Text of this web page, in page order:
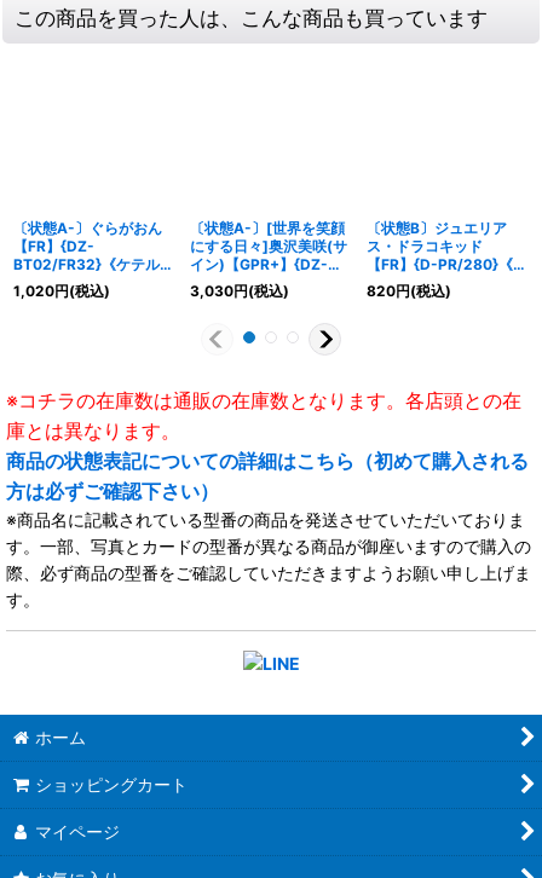
この商品を買った人は、こんな商品も買っています
〔状態A-〕ぐらがおん
【FR】{DZ-
BT02/FR32}《ケテルサ
ンクチュアリ》
1,020円(税込)
〔状態A-〕[世界を笑顔
にする日々]奥沢美咲(サ
イン)【GPR+】{DZ-
TBP01/GPR+25}
《BanGDream!》
3,030円(税込)
〔状態B〕ジュエリア
ス・ドラコキッド
【FR】{D-PR/280}《ダ
ークステイツ》
820円(税込)
※コチラの在庫数は通販の在庫数となります。各店頭との在
庫とは異なります。
商品の状態表記についての詳細はこちら（初めて購入される
方は必ずご確認下さい）
※商品名に記載されている型番の商品を発送させていただいておりま
す。一部、写真とカードの型番が異なる商品が御座いますので購入の
際、必ず商品の型番をご確認していただきますようお願い申し上げま
す。
ホーム
ショッピングカート
マイページ